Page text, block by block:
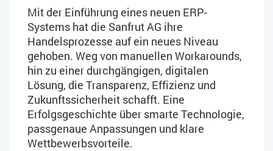
Mit der Einführung eines neuen ERP-
Systems hat die Sanfrut AG ihre
Handelsprozesse auf ein neues Niveau
gehoben. Weg von manuellen Workarounds,
hin zu einer durchgängigen, digitalen
Lösung, die Transparenz, Effizienz und
Zukunftssicherheit schafft. Eine
Erfolgsgeschichte über smarte Technologie,
passgenaue Anpassungen und klare
Wettbewerbsvorteile.